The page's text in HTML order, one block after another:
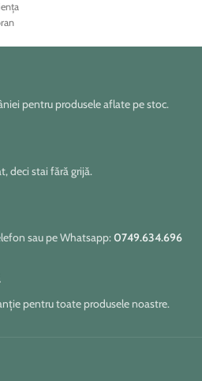
pentru produsele aflate pe stoc.
deci stai fără grijă.
sau pe Whatsapp:0749.634.696
pentru toate produsele noastre.